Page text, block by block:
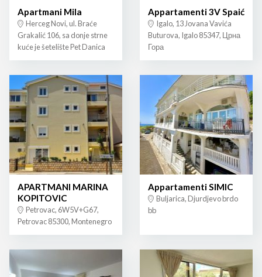
Apartmani Mila
Herceg Novi, ul. Braće
Grakalić 106, sa donje strne
kuće je šetelište Pet Danica
Appartamenti 3V Spaić
Igalo, 13 Jovana Vavića
Buturova, Igalo 85347, Црна
Гора
APARTMANI MARINA
KOPITOVIC
Petrovac, 6W5V+G67,
Petrovac 85300, Montenegro
Appartamenti SIMIC
Buljarica, Djurdjevo brdo
bb